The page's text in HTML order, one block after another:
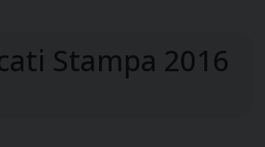
Stampa 2016